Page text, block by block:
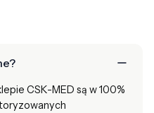
CSK-MED są w 100%